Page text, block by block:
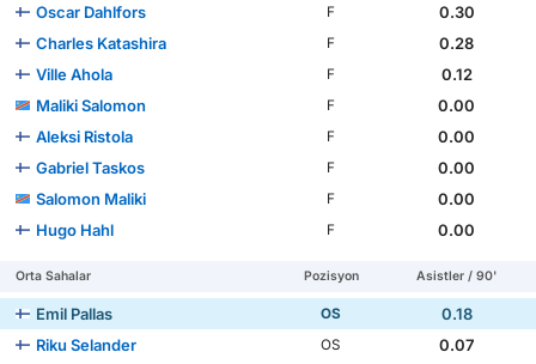
Oscar Dahlfors
F
0.30
Charles Katashira
F
0.28
Ville Ahola
F
0.12
Maliki Salomon
F
0.00
Aleksi Ristola
F
0.00
Gabriel Taskos
F
0.00
Salomon Maliki
F
0.00
Hugo Hahl
F 0.00
Orta Sahalar Pozisyon Asistler / 90'
Emil Pallas OS
0.18
Riku Selander
OS
0.07